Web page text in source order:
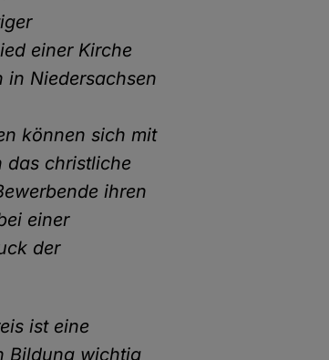
einer Kirche
in Niedersachsen
können sich mit
das christliche
ihren
einer
der
ist eine
Bildung wichtig